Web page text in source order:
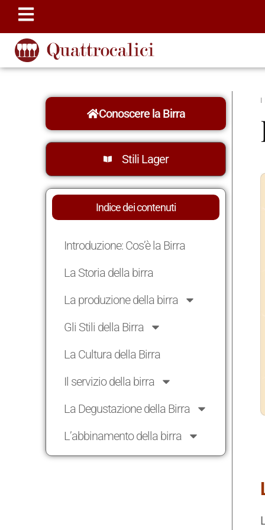
Conoscere la Birra
Stili Lager
Indice dei contenuti
Introduzione: Cos’è la Birra
La Storia della birra
La produzione della birra
Gli Stili della Birra
La Cultura della Birra
Il servizio della birra
La Degustazione della Birra
L’abbinamento della birra